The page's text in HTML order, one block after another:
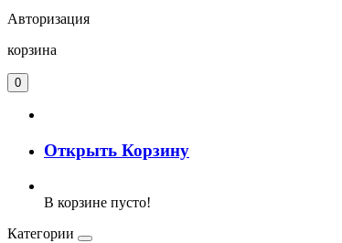
Авторизация
корзина
0
Открыть Корзину
В корзине пусто!
Категории